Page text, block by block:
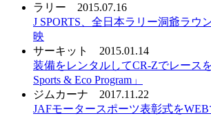
ラリー
2015.07.16
J SPORTS、全日本ラリー洞爺ラウ
映
サーキット
2015.01.14
装備をレンタルしてCR-Zでレース
Sports & Eco Program」
ジムカーナ
2017.11.22
JAFモータースポーツ表彰式を